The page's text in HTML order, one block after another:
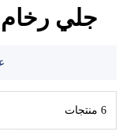
جلي رخام